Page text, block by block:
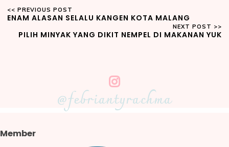
ENAM ALASAN SELALU KANGEN KOTA MALANG
PILIH MINYAK YANG DIKIT NEMPEL DI MAKANAN YUK
@febriantyrachma
Member